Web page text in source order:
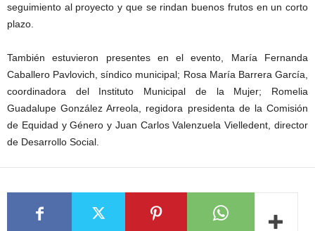
seguimiento al proyecto y que se rindan buenos frutos en un corto
plazo.
También estuvieron presentes en el evento, María Fernanda
Caballero Pavlovich, síndico municipal; Rosa María Barrera García,
coordinadora del Instituto Municipal de la Mujer; Romelia
Guadalupe González Arreola, regidora presidenta de la Comisión
de Equidad y Género y Juan Carlos Valenzuela Vielledent, director
de Desarrollo Social.